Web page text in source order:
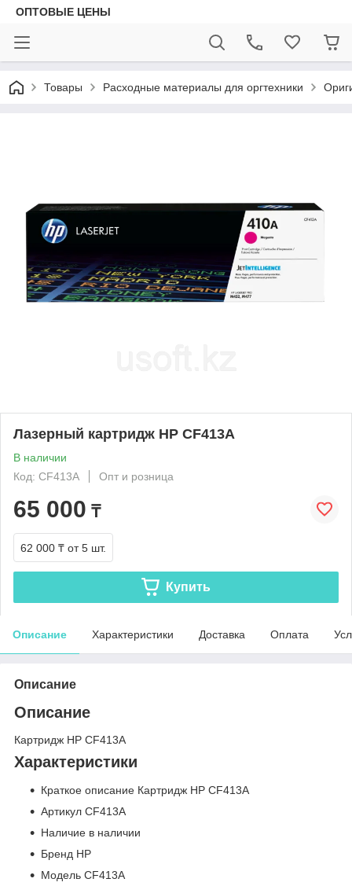
ОПТОВЫЕ ЦЕНЫ
Товары Расходные материалы для оргтехники
Лазерный картридж HP CF413A
В наличии
Код: CF413A
Опт и розница
65 000 ₸
62 000 ₸ от 5 шт.
Купить
Описание Характеристики Доставка Оплата
Описание
Описание
Картридж HP CF413A
Характеристики
Краткое описание Картридж HP CF413A
Артикул CF413A
Наличие в наличии
Бренд HP
Модель CF413A